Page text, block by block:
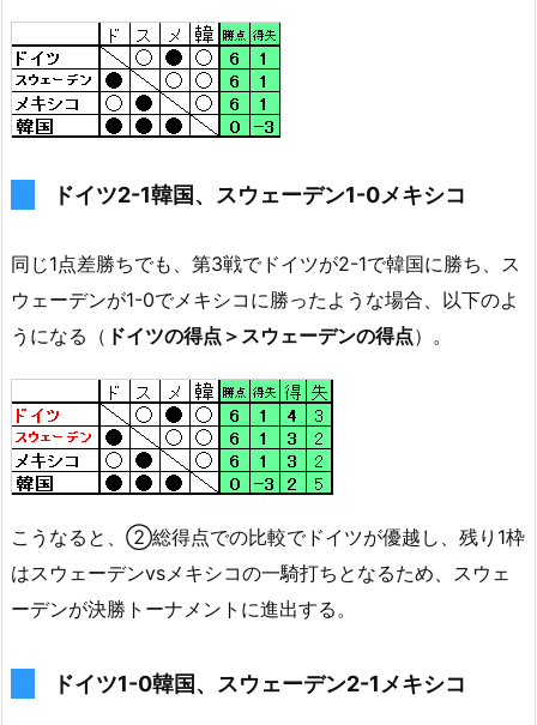
ドイツ2-1韓国、スウェーデン1-0メキシコ
同じ1点差勝ちでも、第3戦でドイツが2-1で韓国に勝ち、ス
ウェーデンが1-0でメキシコに勝ったような場合、以下のよ
うになる（ ドイツの得点＞スウェーデンの得点）。
こうなると、②総得点での比較でドイツが優越し、残り1枠
はスウェーデンvsメキシコの一騎打ちとなるため、スウェ
ーデンが決勝トーナメントに進出する。
ドイツ1-0韓国、スウェーデン2-1メキシコ